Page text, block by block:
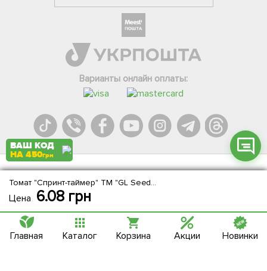
Томат "Спринт-таймер" ТМ "GL Seeds" 0.2г
Цена 6.08грн
Варианты онлайн оплаты:
Фейсбук
Вайбер
Інстаграм
Онлайн чат
ВАШ КОД
НА 450грн
Главная Каталог Корзина Акции Новинки